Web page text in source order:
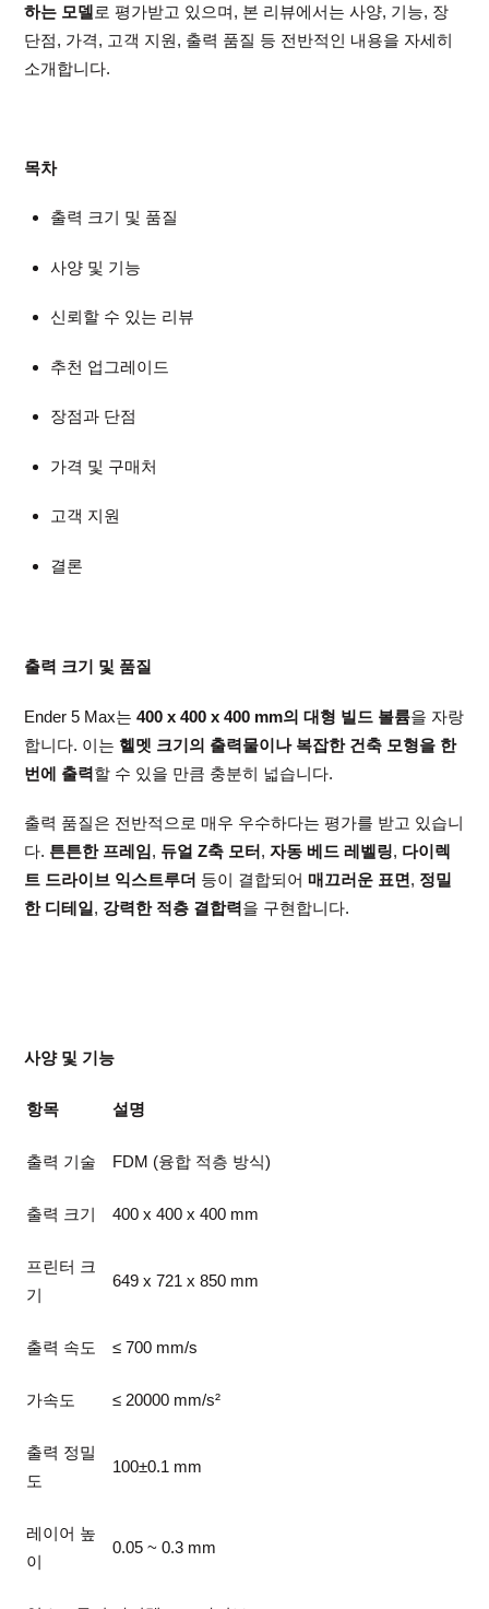
하는 모델 로 평가받고 있으며, 본 리뷰에서는 사양, 기능, 장
단점, 가격, 고객 지원, 출력 품질 등 전반적인 내용을 자세히
소개합니다.
목차
출력 크기 및 품질
사양 및 기능
신뢰할 수 있는 리뷰
추천 업그레이드
장점과 단점
가격 및 구매처
고객 지원
결론
출력 크기 및 품질
Ender 5 Max는400 x 400 x 400 mm의 대형 빌드 볼륨을 자랑
합니다. 이는 헬멧 크기의 출력물이나 복잡한 건축 모형을 한
번에 출력할 수 있을 만큼 충분히 넓습니다.
출력 품질은 전반적으로 매우 우수하다는 평가를 받고 있습니
다. 튼튼한 프레임, 듀얼 Z축 모터,자동 베드 레벨링, 다이렉
트 드라이브 익스트루더 등이 결합되어매끄러운 표면, 정밀
한 디테일, 강력한 적층 결합력을 구현합니다.
사양 및 기능
항목 설명
출력 기술 FDM (융합 적층 방식)
출력 크기 400 x 400 x 400 mm
프린터 크
기
649 x 721 x 850 mm
출력 속도 ≤ 700 mm/s
가속도 ≤ 20000 mm/s²
출력 정밀
도
100±0.1 mm
레이어 높
이
0.05 ~ 0.3 mm